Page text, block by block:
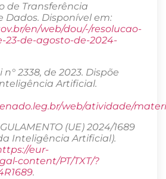
de Transferência
Dados. Disponível em:
en/web/dou/-/resolucao-
23-de-agosto-de-2024-
2338, de 2023. Dispõe
Artificial.
web/atividade/
(UE) 2024/1689
Inteligência Artificial).
eur-
content/PT/TXT/?
.